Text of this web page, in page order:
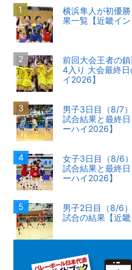
横浜隼人が初優
果一覧【近畿イ
前回大会王者の
4入り 大会最終
イ2026】
男子3日目（8/7
試合結果と最終
ーハイ2026】
女子3日目（8/6
試合結果と最終
ーハイ2026】
男子2日目（8/6
試合の結果【近